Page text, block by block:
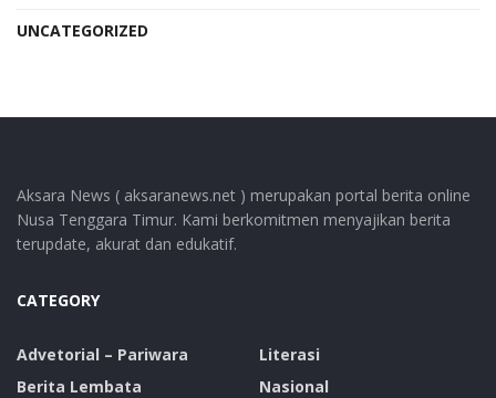
UNCATEGORIZED
Aksara News ( aksaranews.net ) merupakan portal berita online
Nusa Tenggara Timur. Kami berkomitmen menyajikan berita
terupdate, akurat dan edukatif.
CATEGORY
Advetorial – Pariwara
Berita Lembata
Literasi
Nasional